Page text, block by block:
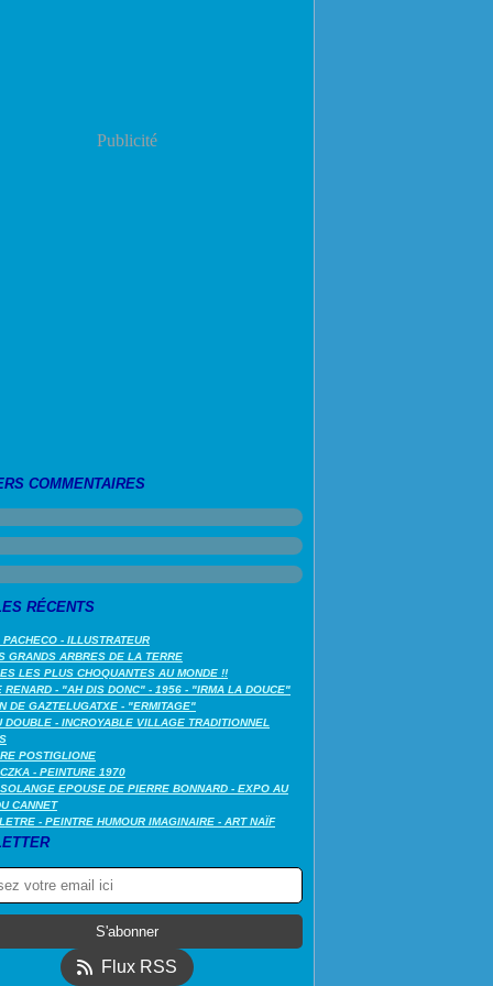
Publicité
COMMENTAIRES
RÉCENTS
- ILLUSTRATEUR
GRANDS ARBRES DE LA TERRE
LES PLUS CHOQUANTES AU MONDE !!
RENARD - "AH DIS DONC" - 1956 - "IRMA LA DOUCE"
DE GAZTELUGATXE - "ERMITAGE"
DOUBLE - INCROYABLE VILLAGE TRADITIONNEL
POSTIGLIONE
- PEINTURE 1970
EPOUSE DE PIERRE BONNARD - EXPO AU
CANNET
- PEINTRE HUMOUR IMAGINAIRE - ART NAÏF
Flux RSS